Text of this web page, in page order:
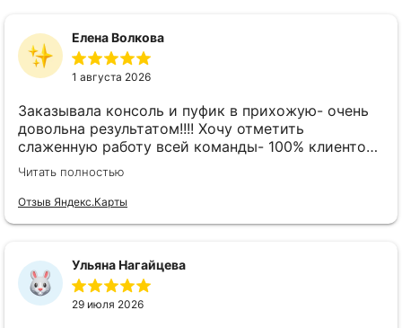
Елена Волкова
1 августа 2026
Заказывала консоль и пуфик в прихожую- очень
довольна результатом!!!! Хочу отметить
слаженную работу всей команды- 100% клиенто
ориентированная команда!!!! При заказе
внимательно слушают заказчика , что очень
облегчает подбор материала и цвета. Четкая
Читать полностью
Отзыв Яндекс.Карты
Ульяна Нагайцева
29 июля 2026